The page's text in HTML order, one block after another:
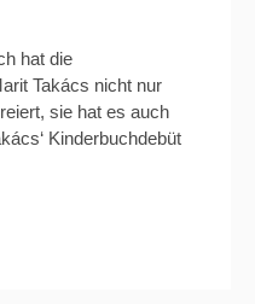
hat die
Takács nicht nur
sie hat es auch
Kinderbuchdebüt